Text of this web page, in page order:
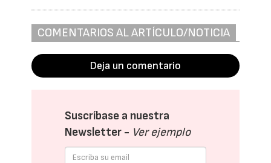
COMENTARIOS AL ARTÍCULO/NOTICIA
Deja un comentario
Suscríbase a nuestra
Newsletter - Ver ejemplo